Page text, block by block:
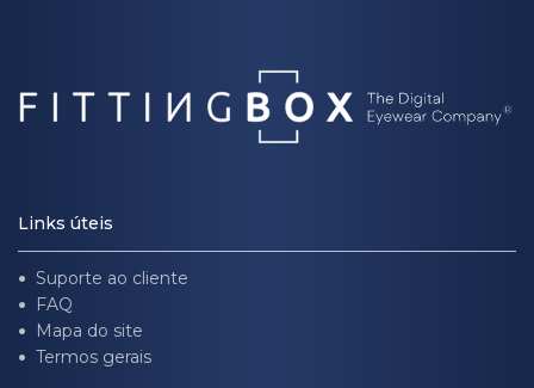
Links úteis
Suporte ao cliente
FAQ
Mapa do site
Termos gerais